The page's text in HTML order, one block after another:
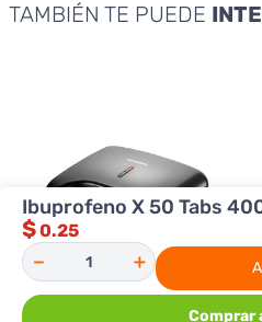
TAMBIÉN TE PUEDE
Ibuprofeno X 50 Tabs
$0.25
＋
－
Comprar